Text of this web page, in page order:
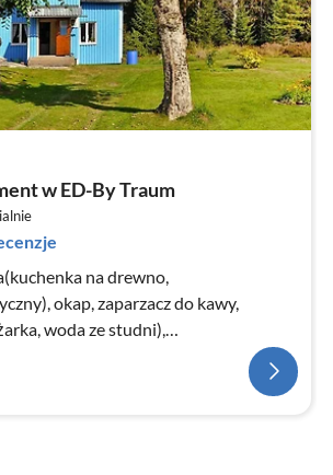
w ED-By Traum
na drewno,
okap, zaparzacz do kawy,
woda ze studni),
programy TV)